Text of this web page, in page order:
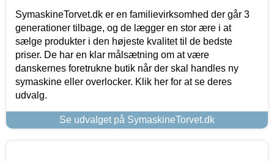
SymaskineTorvet.dk er en familievirksomhed der går 3
generationer tilbage, og de lægger en stor ære i at
sælge produkter i den højeste kvalitet til de bedste
priser. De har en klar målsætning om at være
danskernes foretrukne butik når der skal handles ny
symaskine eller overlocker. Klik her for at se deres
udvalg.
Se udvalget på SymaskineTorvet.dk